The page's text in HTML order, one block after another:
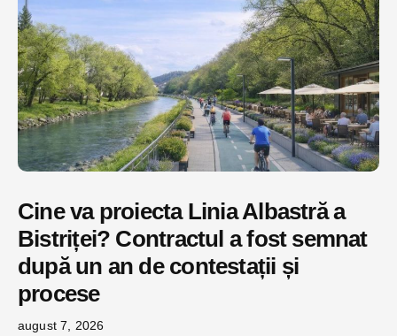
Cine va proiecta Linia Albastră a
Bistriței? Contractul a fost semnat
după un an de contestații și
procese
august 7, 2026